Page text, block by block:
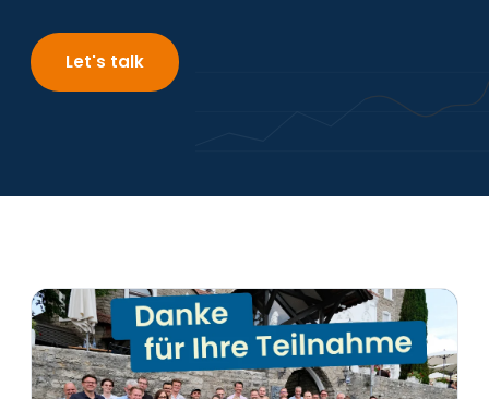
News
Über uns
Let's talk